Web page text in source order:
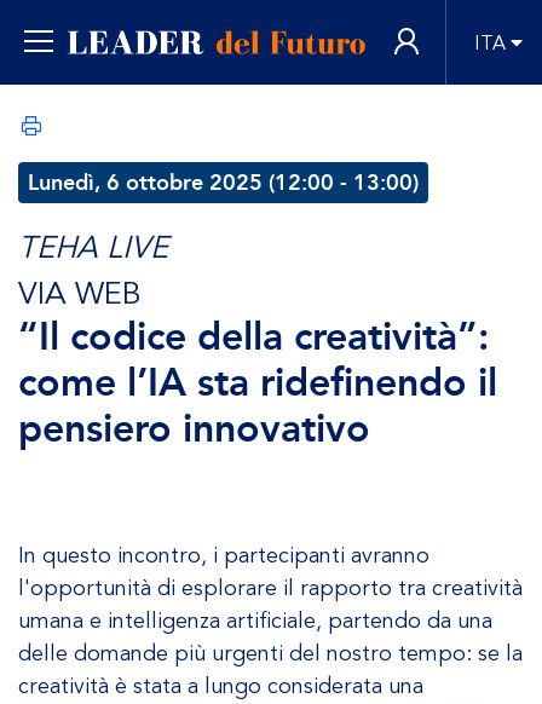
ITA
Lunedì, 6 ottobre 2025 (12:00 - 13:00)
TEHA LIVE
VIA WEB
“Il codice della creatività”:
come l’IA sta ridefinendo il
pensiero innovativo
In questo incontro, i partecipanti avranno
l'opportunità di esplorare il rapporto tra creatività
umana e intelligenza artificiale, partendo da una
delle domande più urgenti del nostro tempo: se la
creatività è stata a lungo considerata una